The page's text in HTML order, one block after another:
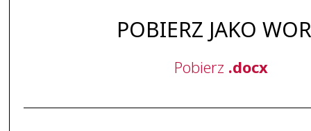
POBIERZ JAKO
Pobierz .docx